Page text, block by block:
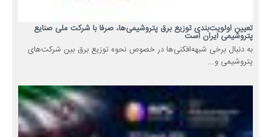
تعیین اولویت‌بندی توزیع برق پتروشیمی‌ها، صرفا با شرکت ملی صنایع
پتروشیمی ایران است
به دنبال برخی شبهه‌افکنی‌ها در خصوص نحوه توزیع برق بین شرکت‌های
پتروشیمی و...